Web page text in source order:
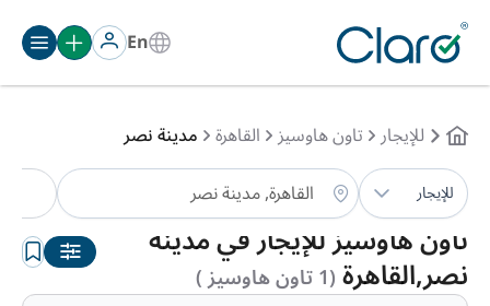
En
للإيجار تاون هاوسيز القاهرة مدينة نصر
للإيجار
تاون هاوسيز للإيجار في مدينة
نصر,القاهرة(1 تاون هاوسيز )
الترتيب:تلقائي